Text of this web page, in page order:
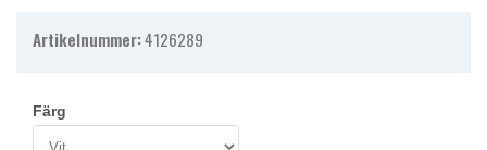
Artikelnummer:4126289
Färg